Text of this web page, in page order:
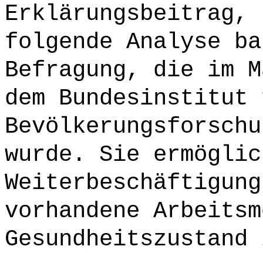
folgende Analyse
Befragung, die im
dem
wurde. Sie
vorhandene